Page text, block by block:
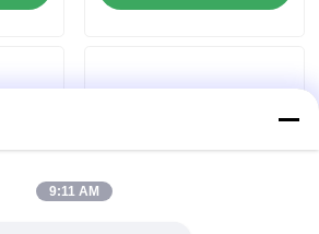
aan
9:11 AM